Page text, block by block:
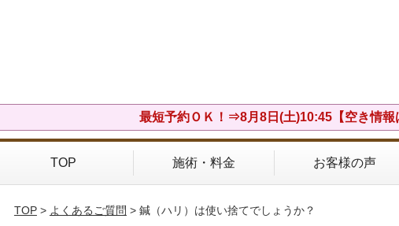
最短予約ＯＫ！⇒8月8日(土)10:45【空き情
TOP 施術・料金 お客様の声
TOP> よくあるご質問 > 鍼（ハリ）は使い捨てでしょうか？